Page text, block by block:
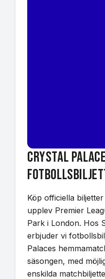
Crystal Palace
Köp officiella
upplev Premier
Park i London. Hos
erbjuder vi
Palaces
säsongen, med
enskilda